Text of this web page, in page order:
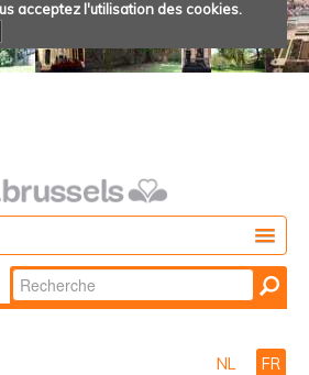
acceptez l'utilisation des cookies.
Chercher par
Recherche
NL FR